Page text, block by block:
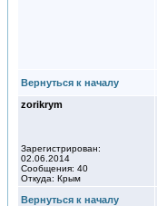
Вернуться к началу
zorikrym
Зарегистрирован:
02.06.2014
Сообщения: 40
Откуда: Крым
Вернуться к началу